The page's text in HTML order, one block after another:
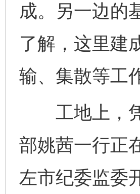
成。另一边的
了解，这里建
输、集散等工
工地上，凭
部姚茜一行正
左市纪委监委